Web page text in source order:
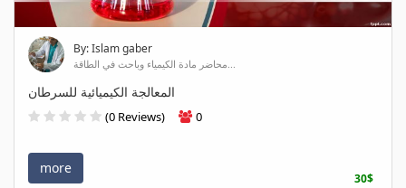
By: Islam gaber
محاضر مادة الكيمياء وباحث في الطاقة...
المعالجة الكيميائية للسرطان
(0 Reviews) 0
more
30$